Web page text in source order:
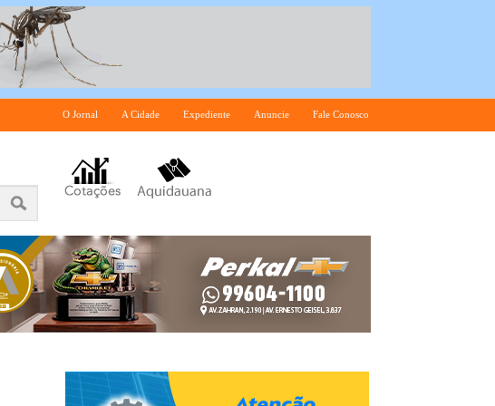
O Jornal A Cidade Expediente Anuncie Fale Conosco